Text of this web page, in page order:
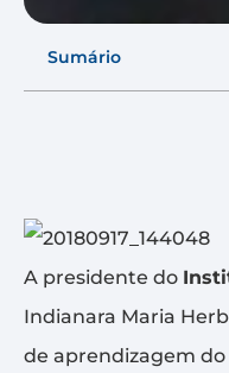
Sumário
A presidente do
Indianara Maria
de aprendizagem do